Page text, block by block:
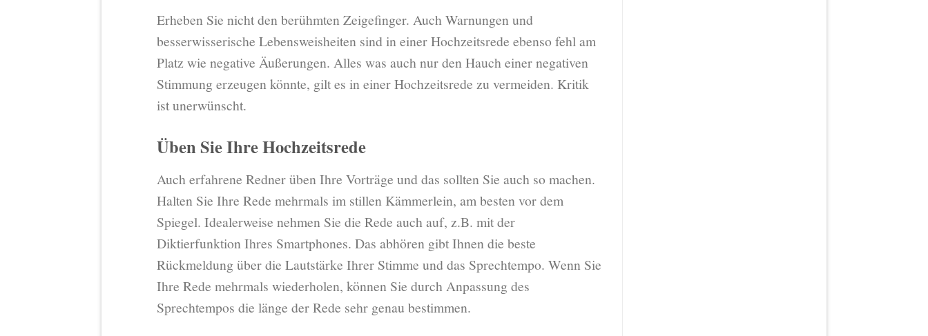
Erheben Sie nicht den berühmten Zeigefinger. Auch Warnungen und
besserwisserische Lebensweisheiten sind in einer Hochzeitsrede ebenso fehl am
Platz wie negative Äußerungen. Alles was auch nur den Hauch einer negativen
Stimmung erzeugen könnte, gilt es in einer Hochzeitsrede zu vermeiden. Kritik
ist unerwünscht.
Üben Sie Ihre Hochzeitsrede
Auch erfahrene Redner üben Ihre Vorträge und das sollten Sie auch so machen.
Halten Sie Ihre Rede mehrmals im stillen Kämmerlein, am besten vor dem
Spiegel. Idealerweise nehmen Sie die Rede auch auf, z.B. mit der
Diktierfunktion Ihres Smartphones. Das abhören gibt Ihnen die beste
Rückmeldung über die Lautstärke Ihrer Stimme und das Sprechtempo. Wenn Sie
Ihre Rede mehrmals wiederholen, können Sie durch Anpassung des
Sprechtempos die länge der Rede sehr genau bestimmen.